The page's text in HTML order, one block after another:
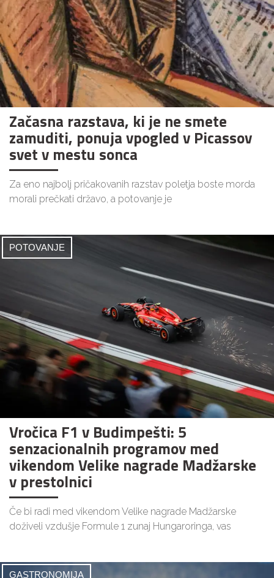
Začasna razstava, ki je ne smete
zamuditi, ponuja vpogled v Picassov
svet v mestu sonca
Za eno najbolj pričakovanih razstav poletja boste morda
morali prečkati državo, a potovanje je
POTOVANJE
Vročica F1 v Budimpešti: 5
senzacionalnih programov med
vikendom Velike nagrade Madžarske
v prestolnici
Če bi radi med vikendom Velike nagrade Madžarske
doživeli vzdušje Formule 1 zunaj Hungaroringa, vas
GASTRONOMIJA